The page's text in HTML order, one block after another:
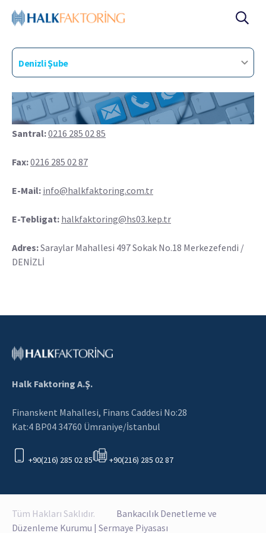
Denizli Şube
Santral:0216 285 02 85
Fax:0216 285 02 87
E-Mail: info@halkfaktoring.com.tr
E-Tebligat: halkfaktoring@hs03.kep.tr
Adres:Saraylar Mahallesi 497 Sokak No.18 Merkezefendi /
DENİZLİ
Halk Faktoring A.Ş.
Finanskent Mahallesi, Finans Caddesi No:28
Kat:4 BP04 34760 Ümraniye/İstanbul
+90(216) 285 02 85 +90(216) 285 02 87
Tüm Hakları Saklıdır.
Bankacılık Denetleme ve
Düzenleme Kurumu | Sermaye Piyasası